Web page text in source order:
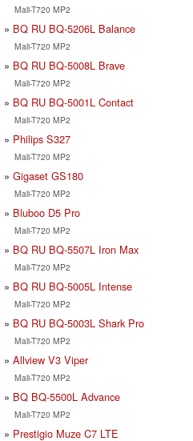
Mali-T720 MP2
BQ RU BQ-5206L Balance
Mali-T720 MP2
BQ RU BQ-5008L Brave
Mali-T720 MP2
BQ RU BQ-5001L Contact
Mali-T720 MP2
Philips S327
Mali-T720 MP2
Gigaset GS180
Mali-T720 MP2
Bluboo D5 Pro
Mali-T720 MP2
BQ RU BQ-5507L Iron Max
Mali-T720 MP2
BQ RU BQ-5005L Intense
Mali-T720 MP2
BQ RU BQ-5003L Shark Pro
Mali-T720 MP2
Allview V3 Viper
Mali-T720 MP2
BQ BQ-5500L Advance
Mali-T720 MP2
Prestigio Muze C7 LTE